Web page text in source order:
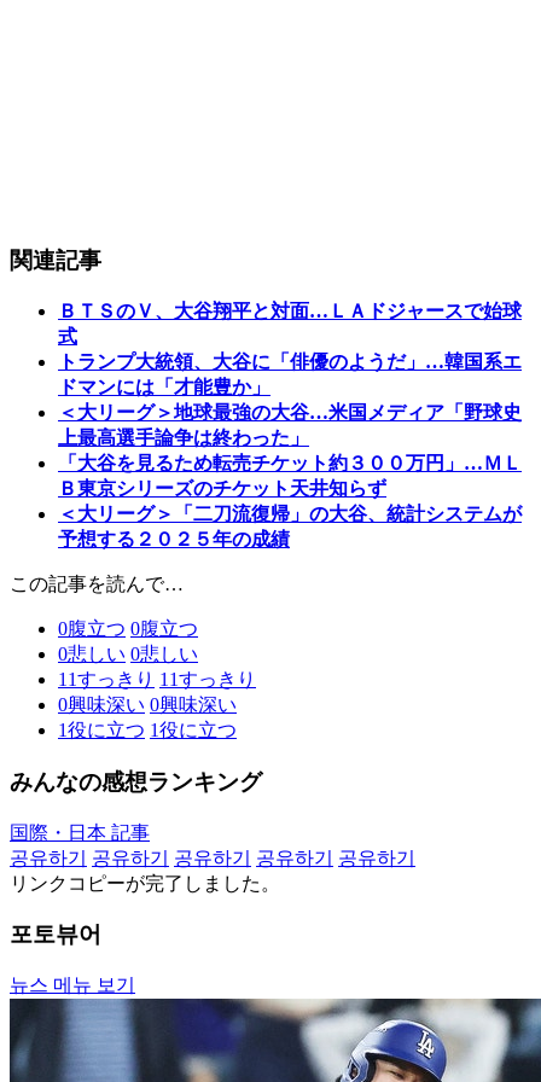
関連記事
ＢＴＳのＶ、大谷翔平と対面…ＬＡドジャースで始球
式
トランプ大統領、大谷に「俳優のようだ」…韓国系エ
ドマンには「才能豊か」
＜大リーグ＞地球最強の大谷…米国メディア「野球史
上最高選手論争は終わった」
「大谷を見るため転売チケット約３００万円」…ＭＬ
Ｂ東京シリーズのチケット天井知らず
＜大リーグ＞「二刀流復帰」の大谷、統計システムが
予想する２０２５年の成績
この記事を読んで…
0腹立つ 0腹立つ
0悲しい 0悲しい
11すっきり 11すっきり
0興味深い 0興味深い
1役に立つ 1役に立つ
みんなの感想ランキング
国際・日本 記事
공유하기
공유하기 공유하기 공유하기
공유하기
リンクコピーが完了しました。
포토뷰어
뉴스 메뉴 보기